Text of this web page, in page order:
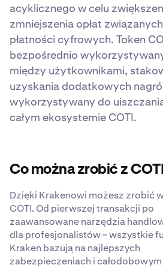
acyklicznego w celu
zmniejszenia opłat
płatności cyfrowych. Token
bezpośrednio
między użytkownikami,
uzyskania dodatkowych
wykorzystywany do uiszczania
całym ekosystemie COTI.
Co można zrobić z
Dzięki Krakenowi możesz zrobić
COTI. Od pierwszej transakcji po
zaawansowane narzędzia
dla profesjonalistów – wszystkie
Kraken bazują na najlepszych
zabezpieczeniach i